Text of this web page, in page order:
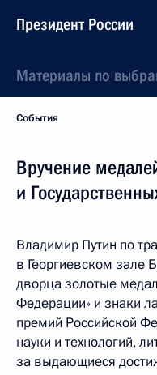
Президент России
Материалы по
События
Вручение
и
Владимир Путин по
в Георгиевском зале
дворца золотые
Федерации» и знаки
премий Российской
науки и технологий,
за выдающиеся